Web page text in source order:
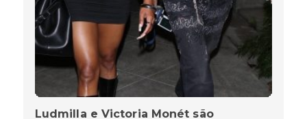
Ludmilla e Victoria Monét são